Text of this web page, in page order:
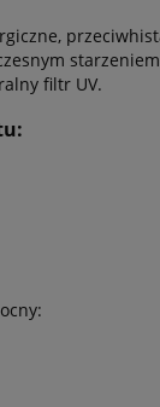
filtr UV.